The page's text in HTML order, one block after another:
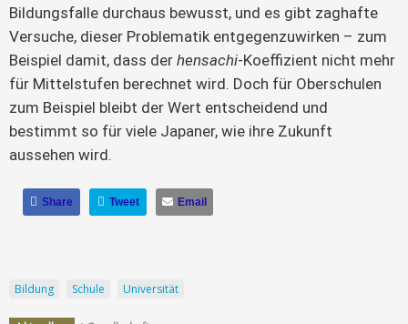
Bildungsfalle durchaus bewusst, und es gibt zaghafte
Versuche, dieser Problematik entgegenzuwirken – zum
Beispiel damit, dass der hensachi-Koeffizient nicht mehr
für Mittelstufen berechnet wird. Doch für Oberschulen
zum Beispiel bleibt der Wert entscheidend und
bestimmt so für viele Japaner, wie ihre Zukunft
aussehen wird.
Share Tweet Email
Bildung Schule Universität